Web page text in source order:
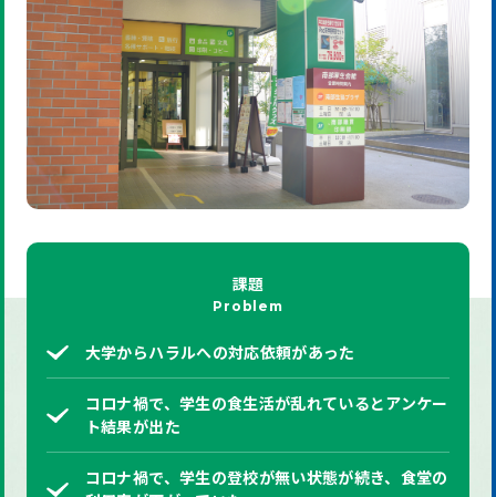
課題
Problem
大学からハラルへの対応依頼があった
コロナ禍で、学生の食生活が乱れているとアンケー
ト結果が出た
コロナ禍で、学生の登校が無い状態が続き、食堂の